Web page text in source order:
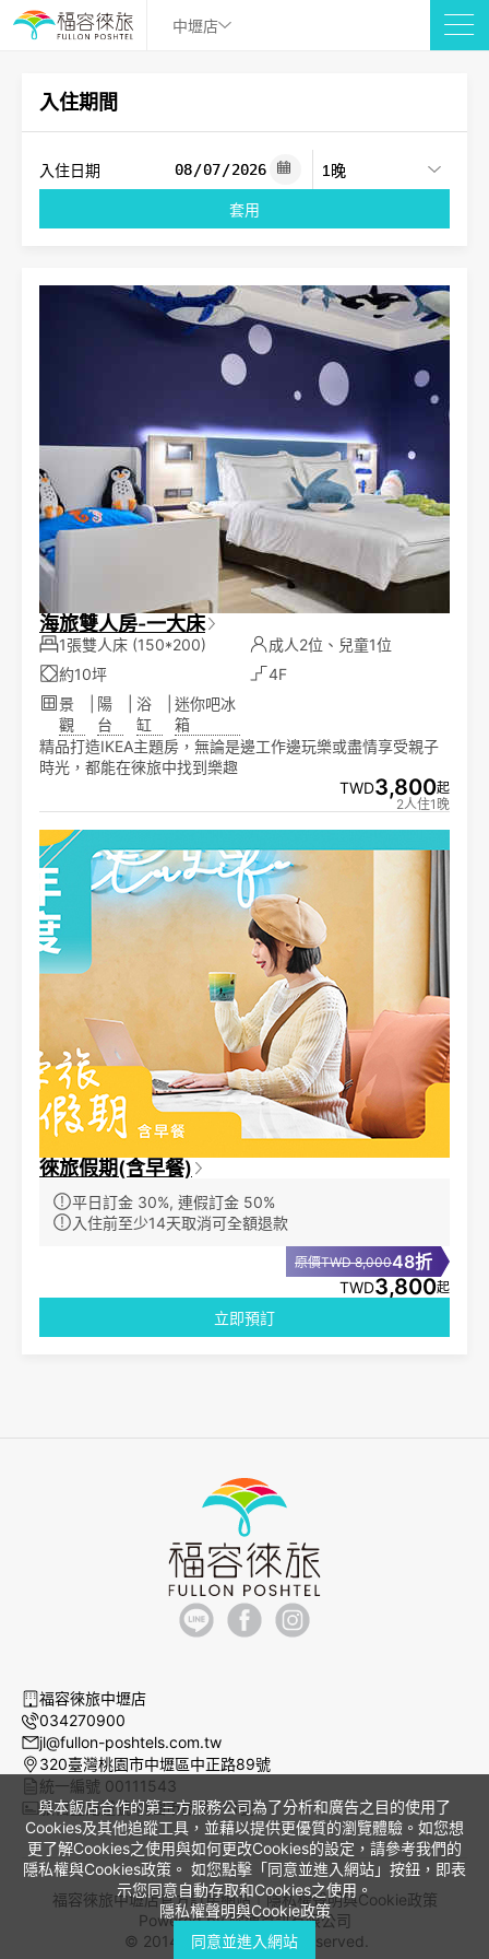
中壢店
入住期間
入住日期
套用
海旅雙人房-一大床
1張雙人床 (150*200)
成人2位、兒童1位
約10坪
4F
景
觀
陽
台
浴
缸
迷你吧冰
箱
精品打造IKEA主題房，無論是邊工作邊玩樂或盡情享受親子
時光，都能在徠旅中找到樂趣
TWD3,800起
2人住1晚
徠旅假期(含早餐)
平日訂金 30%, 連假訂金 50%
入住前至少14天取消可全額退款
原價TWD 8,00048折
TWD3,800起
立即預訂
與本飯店合作的第三方服務公司為了分析和廣告之目的使用了
Cookies及其他追蹤工具，並藉以提供更優質的瀏覽體驗。如您想
更了解Cookies之使用與如何更改Cookies的設定，請參考我們的
隱私權與Cookies政策。 如您點擊「同意並進入網站」按鈕，即表
示您同意自動存取和Cookies之使用。
隱私權聲明與Cookie政策
同意並進入網站
福容徠旅中壢店
034270900
jl@fullon-poshtels.com.tw
320臺灣桃園市中壢區中正路89號
統一編號 00111543
旅宿登記證號 桃園市旅館051號
福容徠旅中壢店官方訂房網站｜隱私權聲明與Cookie政策
Powered by曜通資訊有限公司
© 2014-2026 All Rights Reserved.